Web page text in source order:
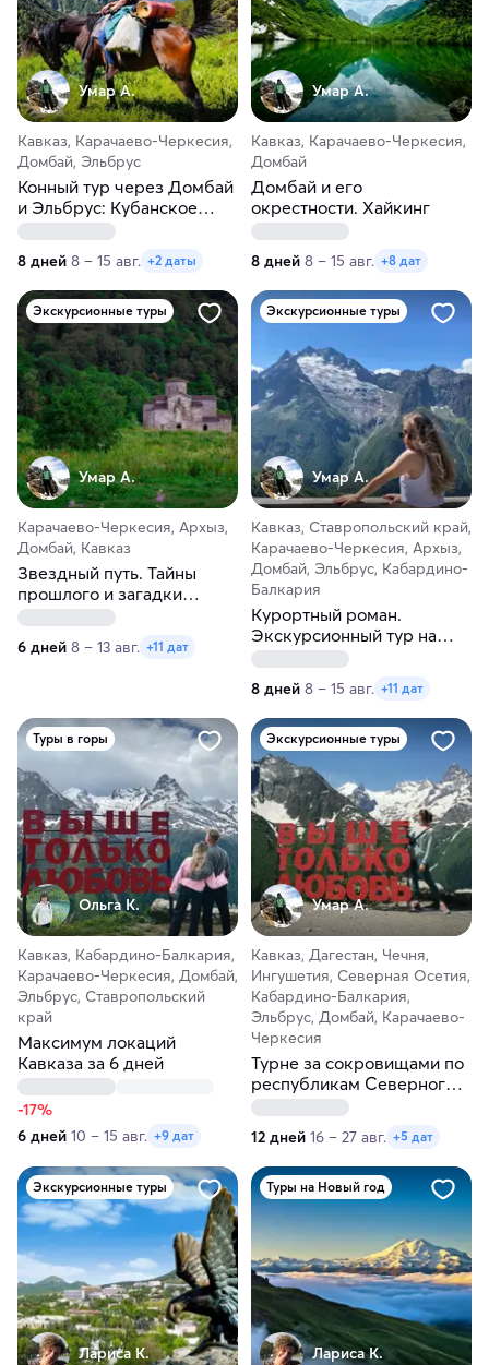
Умар А.
Кавказ, Карачаево-Черкесия,
Домбай, Эльбрус
Конный тур через Домбай
и Эльбрус: Кубанское
кольцо
8 дней 8 – 15 авг. +2 даты
Умар А.
Кавказ, Карачаево-Черкесия,
Домбай
Домбай и его
окрестности. Хайкинг
8 дней 8 – 15 авг. +8 дат
Экскурсионные туры
Умар А.
Карачаево-Черкесия, Архыз,
Домбай, Кавказ
Звездный путь. Тайны
прошлого и загадки
будущего на Кавказе
6 дней 8 – 13 авг. +11 дат
Экскурсионные туры
Умар А.
Кавказ, Ставропольский край,
Карачаево-Черкесия, Архыз,
Домбай, Эльбрус, Кабардино-
Балкария
Курортный роман.
Экскурсионный тур на
Северный Кавказ
8 дней 8 – 15 авг. +11 дат
Туры в горы
Ольга К.
Кавказ, Кабардино-Балкария,
Карачаево-Черкесия, Домбай,
Эльбрус, Ставропольский
край
Максимум локаций
Кавказа за 6 дней
-17%
6 дней 10 – 15 авг. +9 дат
Экскурсионные туры
Умар А.
Кавказ, Дагестан, Чечня,
Ингушетия, Северная Осетия,
Кабардино-Балкария,
Эльбрус, Домбай, Карачаево-
Черкесия
Турне за сокровищами по
республикам Северного
Кавказа
12 дней 16 – 27 авг. +5 дат
Экскурсионные туры
Лариса К.
Туры на Новый год
Лариса К.